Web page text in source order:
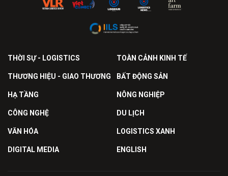
THỜI SỰ - LOGISTICS TOÀN CẢNH KINH TẾ
THƯƠNG HIỆU - GIAO THƯƠNG BẤT ĐỘNG SẢN
HẠ TẦNG NÔNG NGHIỆP
CÔNG NGHỆ DU LỊCH
VĂN HÓA LOGISTICS XANH
DIGITAL MEDIA ENGLISH